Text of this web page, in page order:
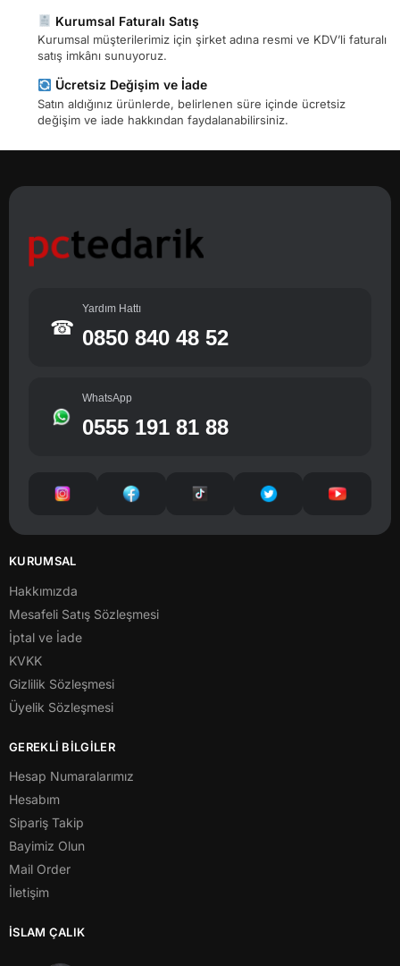
Kurumsal Faturalı Satış
Kurumsal müşterilerimiz için şirket adına resmi ve KDV’li faturalı
satış imkânı sunuyoruz.
Ücretsiz Değişim ve İade
Satın aldığınız ürünlerde, belirlenen süre içinde ücretsiz
değişim ve iade hakkından faydalanabilirsiniz.
☎
Yardım Hattı
0850 840 48 52
WhatsApp
0555 191 81 88
KURUMSAL
Hakkımızda
Mesafeli Satış Sözleşmesi
İptal ve İade
KVKK
Gizlilik Sözleşmesi
Üyelik Sözleşmesi
GEREKLİ BİLGİLER
Hesap Numaralarımız
Hesabım
Sipariş Takip
Bayimiz Olun
Mail Order
İletişim
İSLAM ÇALIK